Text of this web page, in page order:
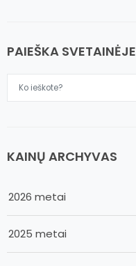
PAIEŠKA SVETAINĖJE
KAINŲ ARCHYVAS
2026 metai
2025 metai